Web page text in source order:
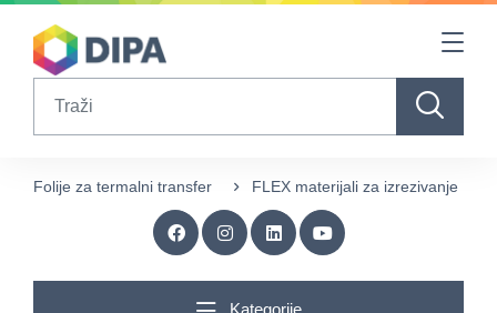
Table Of Content
Folije za termalni transfer FLEX materijali za izrezivanje
Kategorije